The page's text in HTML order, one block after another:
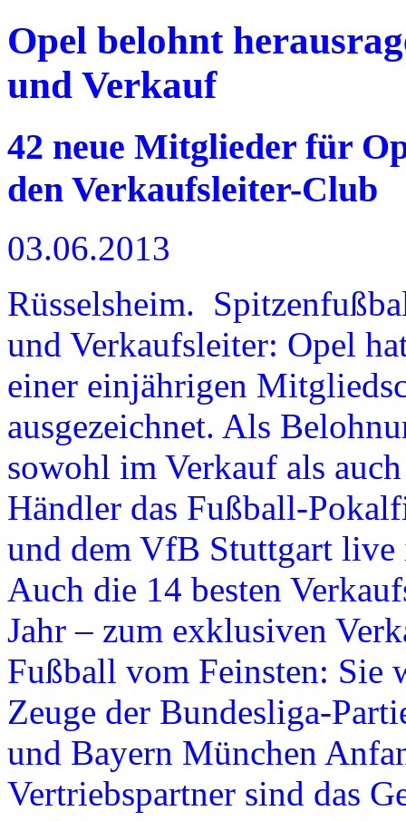
Opel belohnt
und Verkauf
42 neue Mitglieder für
den Verkaufsleiter-Club
03.06.2013
Rüsselsheim.
und Verkaufsleiter: Opel
einer einjährigen
ausgezeichnet. Als
sowohl im Verkauf als
Händler das Fußball-
und dem VfB Stuttgart
Auch die 14 besten
Jahr – zum exklusiven
Fußball vom Feinsten: Sie
Zeuge der Bundesliga-
und Bayern München
Vertriebspartner sind das